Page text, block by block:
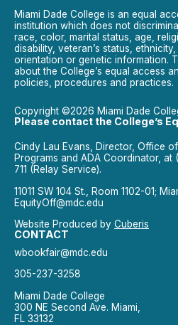
Miami Dade College is an equal
institution which does not
race, color, marital status, age,
disability, veteran’s status,
orientation or genetic information.
about the College’s equal access
policies, procedures and practices.
Copyright ©2026 Miami Dade
Please contact the College’s
Cindy Lau Evans, Director, Office
Programs and ADA Coordinator,
711 (Relay Service).
11011 SW 104 St., Room 1102-01;
EquityOff@mdc.edu
Website Produced by Cuberis
CONTACT
wbookfair@mdc.edu
305-237-3258
Miami Dade College
300 NE Second Ave. Miami,
FL 33132